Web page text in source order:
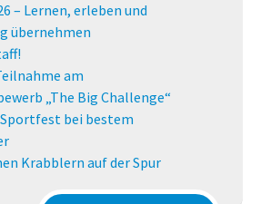
– Lernen, erleben und
übernehmen
am
„The Big Challenge“
bei bestem
Krabblern auf der Spur